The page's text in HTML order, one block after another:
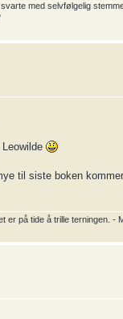
med selvfølgelig
til siste boken
er på tide å trille terningen. -